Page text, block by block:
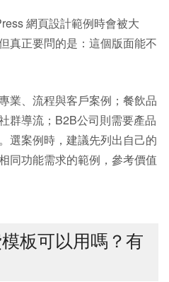
網頁設計範例時會被大
真正要問的是：這個版面能不
業、流程與客戶案例；餐飲品
群導流；B2B公司則需要產品
選案例時，建議先列出自己的
同功能需求的範例，參考價值
板可以用嗎？有